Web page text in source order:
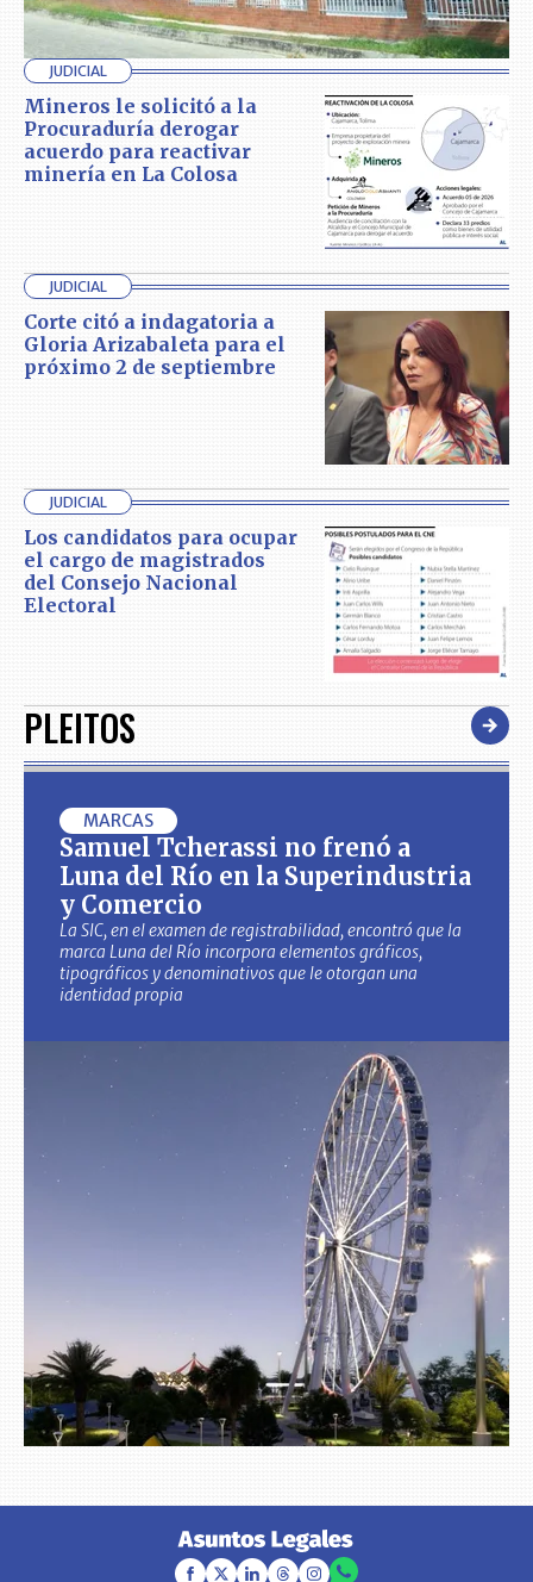
JUDICIAL
Mineros le solicitó a la
Procuraduría derogar
acuerdo para reactivar
minería en La Colosa
JUDICIAL
Corte citó a indagatoria a
Gloria Arizabaleta para el
próximo 2 de septiembre
JUDICIAL
Los candidatos para ocupar
el cargo de magistrados
del Consejo Nacional
Electoral
PLEITOS
MARCAS
Samuel Tcherassi no frenó a
Luna del Río en la Superindustria
y Comercio
La SIC, en el examen de registrabilidad, encontró que la
marca Luna del Río incorpora elementos gráficos,
tipográficos y denominativos que le otorgan una
identidad propia